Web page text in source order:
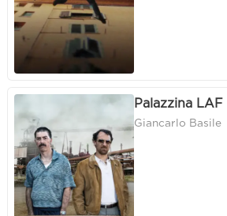
Palazzina LAF
Giancarlo Basile